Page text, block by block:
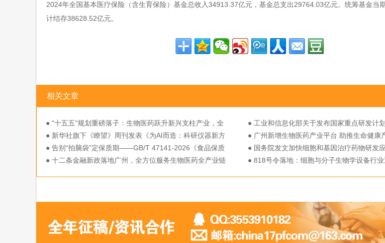
2024年全国基本医疗保险（含生育保险）基金总收入34913.37亿元，基金总支出29764.03亿元。统筹基金当
计结存38628.52亿元。
相关文章
● "十五五"规划重磅落子：生物医药跃升新兴支柱产业，全
链条支持开启行业新纪元
● 工业和信息化部关于发布国家重点研发计
研制”重点专项 2026年度（第一批）项目申
● 新华社旗下《瞭望》周刊发表《为AI而造：科研仪器新方
向》
● 广州新增生物医药产业平台 助推生命健康
● 告别“拍脑袋”定保质期——GB/T 47141-2026《食品保质
期确定指南》深度解析
● 国务院发文加快细胞和基因治疗药物研发
医药产业迎来顶层战略升级
● 十二条金融新政落地广州，全方位服务生物医药全产业链
● 818号令落地：细胞与分子生物学设备行业